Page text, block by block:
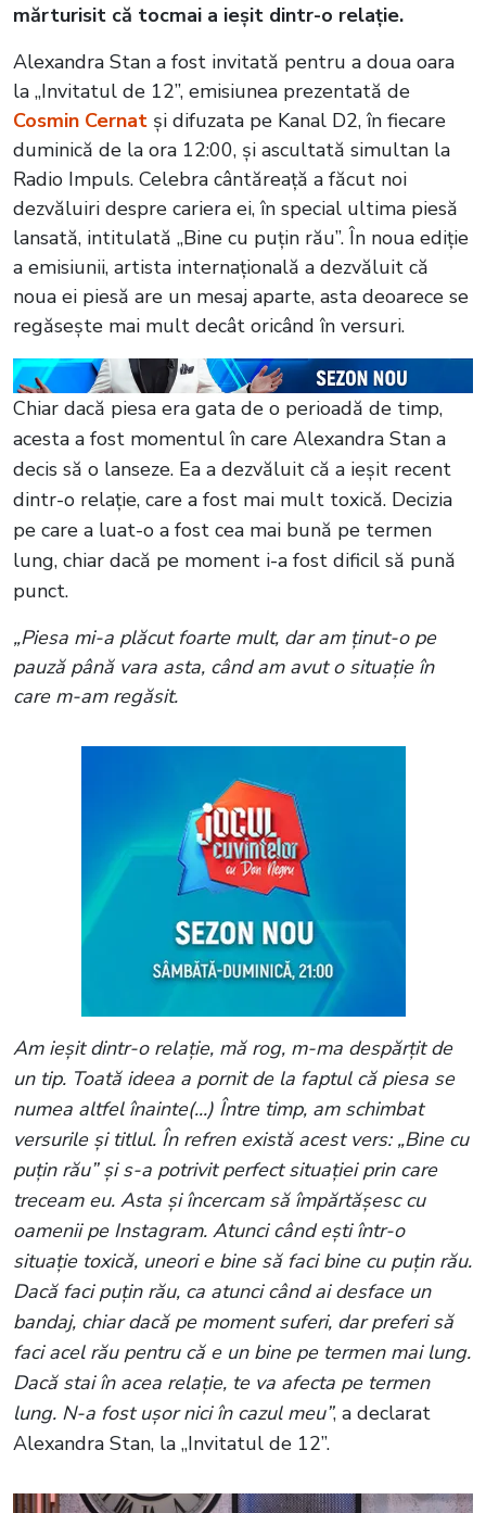
mărturisit că tocmai a ieșit dintr-o relație.
Alexandra Stan a fost invitată pentru a doua oara
la „Invitatul de 12”, emisiunea prezentată de
Cosmin Cernat și difuzata pe Kanal D2, în fiecare
duminică de la ora 12:00, și ascultată simultan la
Radio Impuls. Celebra cântăreață a făcut noi
dezvăluiri despre cariera ei, în special ultima piesă
lansată, intitulată „Bine cu puțin rău”. În noua ediție
a emisiunii, artista internațională a dezvăluit că
noua ei piesă are un mesaj aparte, asta deoarece se
regăsește mai mult decât oricând în versuri.
Chiar dacă piesa era gata de o perioadă de timp,
acesta a fost momentul în care Alexandra Stan a
decis să o lanseze. Ea a dezvăluit că a ieșit recent
dintr-o relație, care a fost mai mult toxică. Decizia
pe care a luat-o a fost cea mai bună pe termen
lung, chiar dacă pe moment i-a fost dificil să pună
punct.
„Piesa mi-a plăcut foarte mult, dar am ținut-o pe
pauză până vara asta, când am avut o situație în
care m-am regăsit.
Am ieșit dintr-o relație, mă rog, m-ma despărțit de
un tip. Toată ideea a pornit de la faptul că piesa se
numea altfel înainte(...) Între timp, am schimbat
versurile și titlul. În refren există acest vers: „Bine cu
puțin rău” și s-a potrivit perfect situației prin care
treceam eu. Asta și încercam să împărtășesc cu
oamenii pe Instagram. Atunci când ești într-o
situație toxică, uneori e bine să faci bine cu puțin rău.
Dacă faci puțin rău, ca atunci când ai desface un
bandaj, chiar dacă pe moment suferi, dar preferi să
faci acel rău pentru că e un bine pe termen mai lung.
Dacă stai în acea relație, te va afecta pe termen
lung. N-a fost ușor nici în cazul meu”, a declarat
Alexandra Stan, la „Invitatul de 12”.